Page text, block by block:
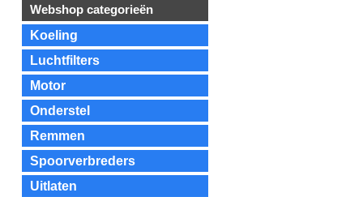
Webshop categorieën
Koeling
Luchtfilters
Motor
Onderstel
Remmen
Spoorverbreders
Uitlaten